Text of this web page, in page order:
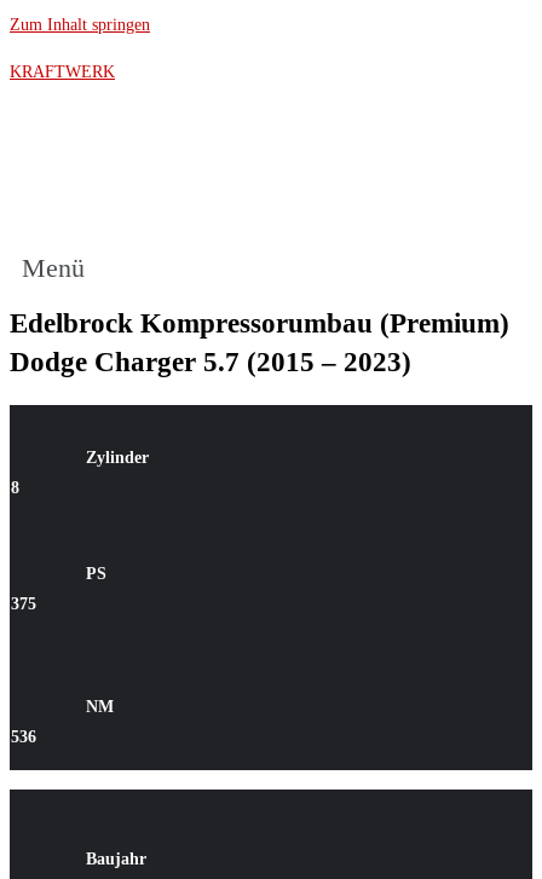
Zum Inhalt springen
KRAFTWERK
Menü
Edelbrock Kompressorumbau (Premium)
Dodge Charger 5.7 (2015 – 2023)
Zylinder
8
PS
375
NM
536
Baujahr